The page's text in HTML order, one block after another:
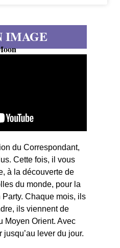
IMAGE
du Correspondant,
Cette fois, il vous
à la découverte de
du monde, pour la
Chaque mois, ils
ils viennent de
Moyen Orient. Avec
jusqu’au lever du jour.